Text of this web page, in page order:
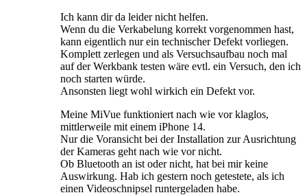
Ich kann dir da leider nicht helfen.
Wenn du die Verkabelung korrekt vorgenommen hast,
kann eigentlich nur ein technischer Defekt vorliegen.
Komplett zerlegen und als Versuchsaufbau noch mal
auf der Werkbank testen wäre evtl. ein Versuch, den ich
noch starten würde.
Ansonsten liegt wohl wirkich ein Defekt vor.
Meine MiVue funktioniert nach wie vor klaglos,
mittlerweile mit einem iPhone 14.
Nur die Voransicht bei der Installation zur Ausrichtung
der Kameras geht nach wie vor nicht.
Ob Bluetooth an ist oder nicht, hat bei mir keine
Auswirkung. Hab ich gestern noch getestete, als ich
einen Videoschnipsel runtergeladen habe.